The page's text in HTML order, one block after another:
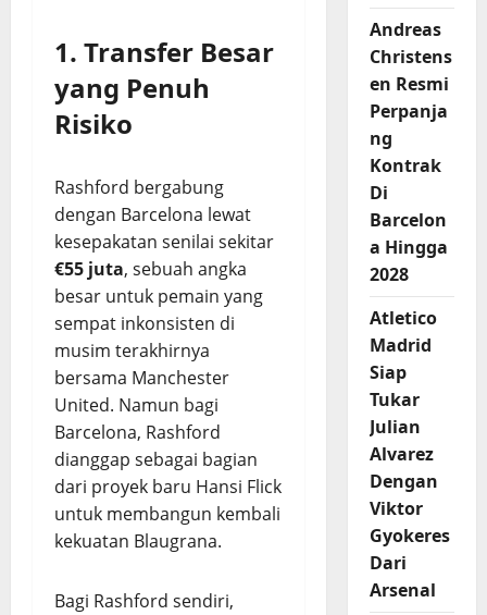
1. Transfer Besar
yang Penuh
Risiko
Rashford bergabung
dengan Barcelona lewat
kesepakatan senilai sekitar
€55 juta, sebuah angka
besar untuk pemain yang
sempat inkonsisten di
musim terakhirnya
bersama Manchester
United. Namun bagi
Barcelona, Rashford
dianggap sebagai bagian
dari proyek baru Hansi Flick
untuk membangun kembali
kekuatan Blaugrana.
Bagi Rashford sendiri,
Andreas
Christens
en Resmi
Perpanja
ng
Kontrak
Di
Barcelon
a Hingga
2028
Atletico
Madrid
Siap
Tukar
Julian
Alvarez
Dengan
Viktor
Gyokeres
Dari
Arsenal